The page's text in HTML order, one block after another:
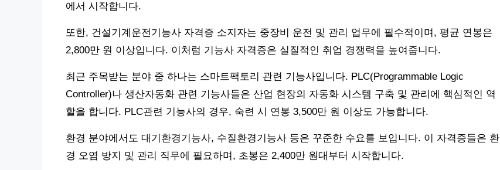
에서 시작합니다.
또한, 건설기계운전기능사 자격증 소지자는 중장비 운전 및 관리 업무에 필수적이며, 평균 연봉은
2,800만 원 이상입니다. 이처럼 기능사 자격증은 실질적인 취업 경쟁력을 높여줍니다.
최근 주목받는 분야 중 하나는 스마트팩토리 관련 기능사입니다. PLC(Programmable Logic
Controller)나 생산자동화 관련 기능사들은 산업 현장의 자동화 시스템 구축 및 관리에 핵심적인 역
할을 합니다. PLC관련 기능사의 경우, 숙련 시 연봉 3,500만 원 이상도 가능합니다.
환경 분야에서도 대기환경기능사, 수질환경기능사 등은 꾸준한 수요를 보입니다. 이 자격증들은 환
경 오염 방지 및 관리 직무에 필요하며, 초봉은 2,400만 원대부터 시작합니다.